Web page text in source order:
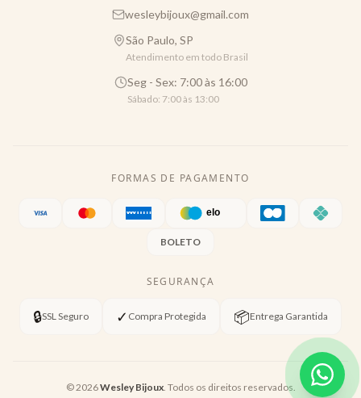
wesleybijoux@gmail.com
São Paulo, SP
Atendimento em todo Brasil
Seg - Sex: 7:00 às 16:00
Sábado: 7:00 às 13:00
FORMAS DE PAGAMENTO
BOLETO
SEGURANÇA
🔒SSL Seguro ✓ Compra Protegida 📦Entrega Garantida
©2026Wesley Bijoux. Todos os direitos reservados.